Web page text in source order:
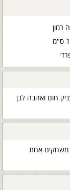
רמון
חום ואהבה לבן
משחקים אחת